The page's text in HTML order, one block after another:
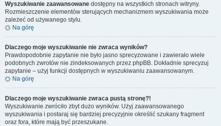
Wyszukiwanie zaawansowane dostępny na wszystkich stronach witryny.
Rozmieszczenie elementów sterujących mechanizmem wyszukiwania może
zależeć od używanego stylu.
Na górę
Dlaczego moje wyszukiwanie nie zwraca wyników?
Prawdopodobnie zapytanie nie było jasno sprecyzowane i zawierało wiele
podobnych zwrotów nie zindeksowanych przez phpBB. Dokładnie sprecyzuj
zapytanie – użyj funkcji dostępnych w wyszukiwaniu zaawansowanym.
Na górę
Dlaczego moje wyszukiwanie zwraca pustą stronę?!
Wyszukiwanie zwróciło zbyt dużo wyników. Użyj zaawansowanego
wyszukiwania i postaraj się bardziej precyzyjnie określić szukany fragment
oraz fora, które mają być przeszukane.